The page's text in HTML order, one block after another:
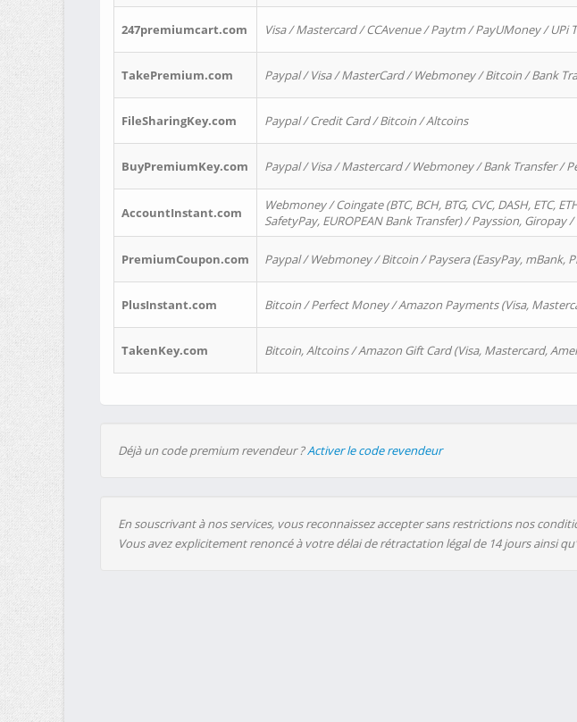
247premiumcart.com Visa / Mastercard / CCAvenue / Paytm / PayUMoney / UPi
TakePremium.com Paypal / Visa / MasterCard / Webmoney / Bitcoin / Bank
FileSharingKey.com Paypal / Credit Card / Bitcoin / Altcoins
BuyPremiumKey.com Paypal / Visa / Mastercard / Webmoney / Bank Transfer /
AccountInstant.com
Webmoney / Coingate (BTC, BCH, BTG, CVC, DASH, ETC,
SafetyPay, EUROPEAN Bank Transfer) / Payssion,
PremiumCoupon.com Paypal / Webmoney / Bitcoin / Paysera (EasyPay, mBank,
PlusInstant.com Bitcoin / Perfect Money / Amazon Payments (Visa,
TakenKey.com Bitcoin, Altcoins / Amazon Gift Card (Visa, Mastercard,
Déjà un code premium revendeur ?Activer le code revendeur
En souscrivant à nos services, vous reconnaissez accepter sans restrictions nos
Vous avez explicitement renoncé à votre délai de rétractation légal de 14 jours ainsi